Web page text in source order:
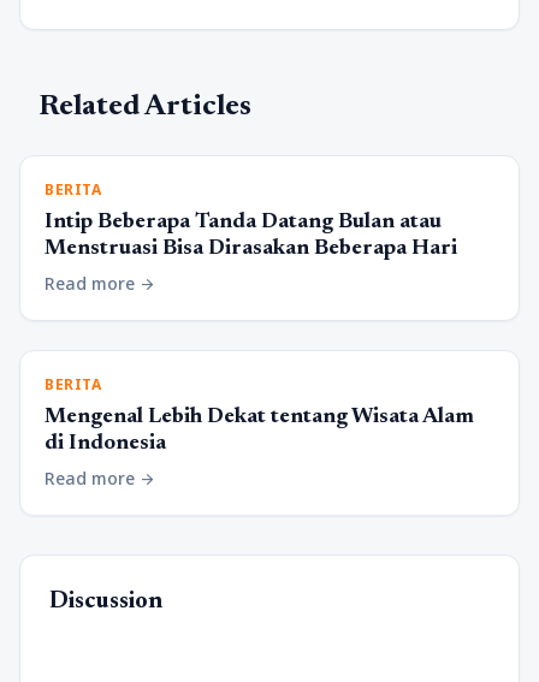
Related Articles
BERITA
Intip Beberapa Tanda Datang Bulan atau
Menstruasi Bisa Dirasakan Beberapa Hari
Read more arrow_forward
BERITA
Mengenal Lebih Dekat tentang Wisata Alam
di Indonesia
Read more arrow_forward
Discussion